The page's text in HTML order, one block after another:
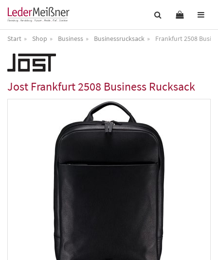
Start Shop Business Businessrucksack Frankfurt 2508
Jost Frankfurt 2508 Business Rucksack